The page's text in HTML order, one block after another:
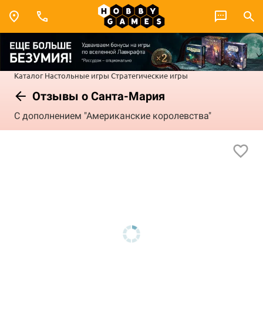
Каталог Настольные игры Стратегические игры
Отзывы о Санта-Мария
С дополнением "Американские королевства"